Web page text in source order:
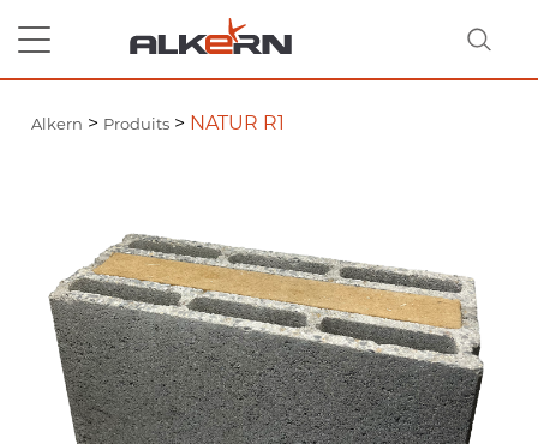
Alkern > Produits > NATUR R1